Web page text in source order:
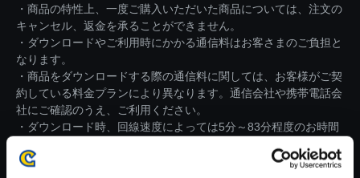
・商品の特性上、一度ご購入いただいた商品については、注文の
キャンセル、返金を承ることができません。
・ダウンロードやご利用時にかかる通信料はお客さまのご負担と
なります。
・商品をダウンロードする際の通信料に関しては、お客様がご契
約している料金プランにより異なります。通信会社や携帯電話会
社にご確認のうえ、ご利用ください。
・ダウンロード時、回線速度によっては5分～83分程度のお時間
※ご購入いただいたファイルのダウンロードの際には、通信環境